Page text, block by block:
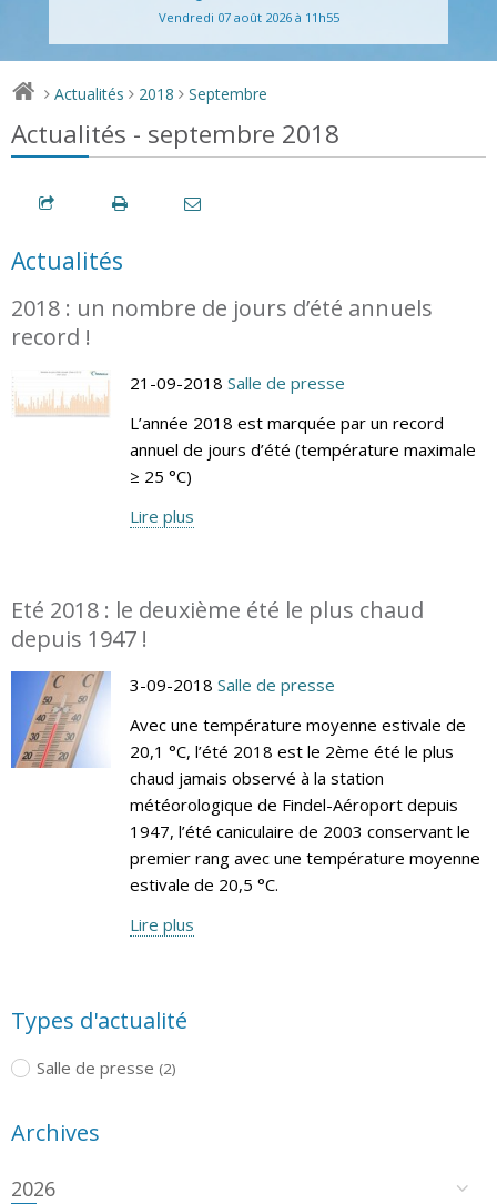
Vendredi 07 août 2026 à 11h55
> Actualités > 2018 > Septembre
Actualités - septembre 2018
Actualités
2018 : un nombre de jours d’été annuels
record !
21-09-2018 Salle de presse
L’année 2018 est marquée par un record
annuel de jours d’été (température maximale
≥ 25 °C)
Lire plus
Eté 2018 : le deuxième été le plus chaud
depuis 1947 !
3-09-2018 Salle de presse
Avec une température moyenne estivale de
20,1 °C, l’été 2018 est le 2ème été le plus
chaud jamais observé à la station
météorologique de Findel-Aéroport depuis
1947, l’été caniculaire de 2003 conservant le
premier rang avec une température moyenne
estivale de 20,5 °C.
Lire plus
Types d'actualité
Salle de presse (2)
Archives
2026